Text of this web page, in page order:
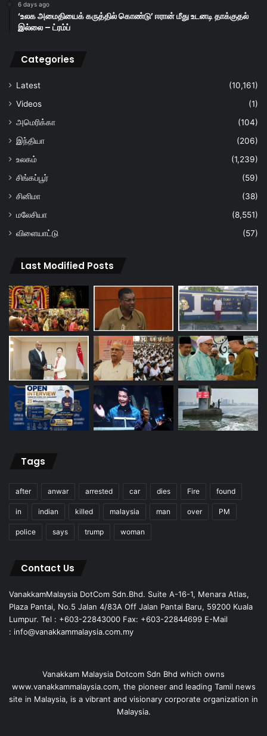
6 days ago
‘உலக அமைதியைக் கருத்தில் கொண்டு’ ஈரான் மீது உடனடி தாக்குதல்
இல்லை – ட்ரம்ப்
Categories
Latest
(10,161)
Videos
(1)
அமெரிக்கா
(104)
இந்தியா
(206)
உலகம்
(1,239)
சிங்கப்பூர்
(59)
சினிமா
(38)
மலேசியா
(8,551)
விளையாட்டு
(57)
Last Modified Posts
Tags
after anwar arrested car dies Fire found
in indian killed malaysia man over PM
police says trump woman
Contact Us
VanakkamMalaysia DotCom Sdn.Bhd. Suite A-16-1, Menara Atlas,
Plaza Pantai, No.5 Jalan 4/83A Off Jalan Pantai Baru, 59200 Kuala
Lumpur. Tel : +603-22843000 Fax: +603-22844699 E-Mail
: info@vanakkammalaysia.com.my
Vanakkam Malaysia Dotcom Sdn Bhd which owns
www.vanakkammalaysia.com, the pioneer and leading Tamil news
site in Malaysia, is a vibrant and visionary corporate organization in
Malaysia.